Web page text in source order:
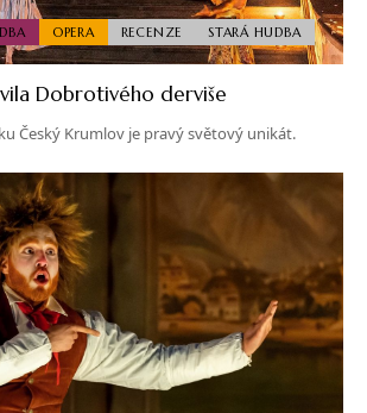
OPERA RECENZE
STARÁ HUDBA
Dobrotivého derviše
Český Krumlov je pravý světový unikát.